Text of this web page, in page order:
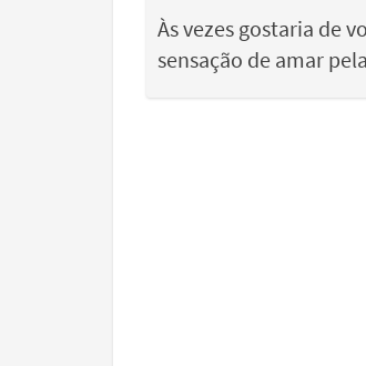
Às vezes gostaria de
sensação de amar